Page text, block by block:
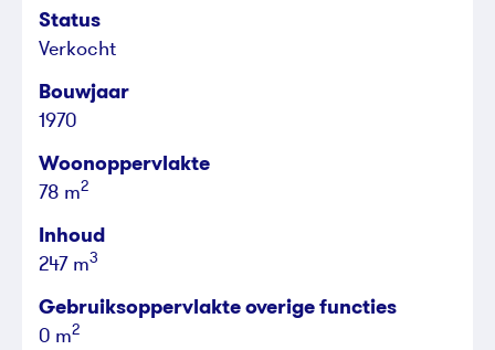
Status
Verkocht
Bouwjaar
1970
Woonoppervlakte
78 m2
Inhoud
247 m3
Gebruiksoppervlakte overige functies
0 m2